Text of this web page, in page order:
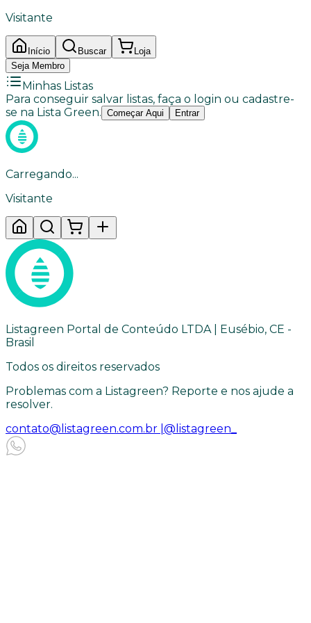
Visitante
Início Buscar
Loja
Seja Membro
Minhas Listas
Para conseguir salvar listas, faça o login ou cadastre-
se na Lista Green. Começar Aqui Entrar
Carregando...
Visitante
Listagreen Portal de Conteúdo LTDA | Eusébio, CE -
Brasil
Todos os direitos reservados
Problemas com a Listagreen? Reporte e nos ajude a
resolver.
contato@listagreen.com.br | @listagreen_